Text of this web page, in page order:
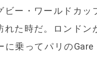
ビー・ワールドカッ
れた時だ。ロンドン
乗ってパリのGare